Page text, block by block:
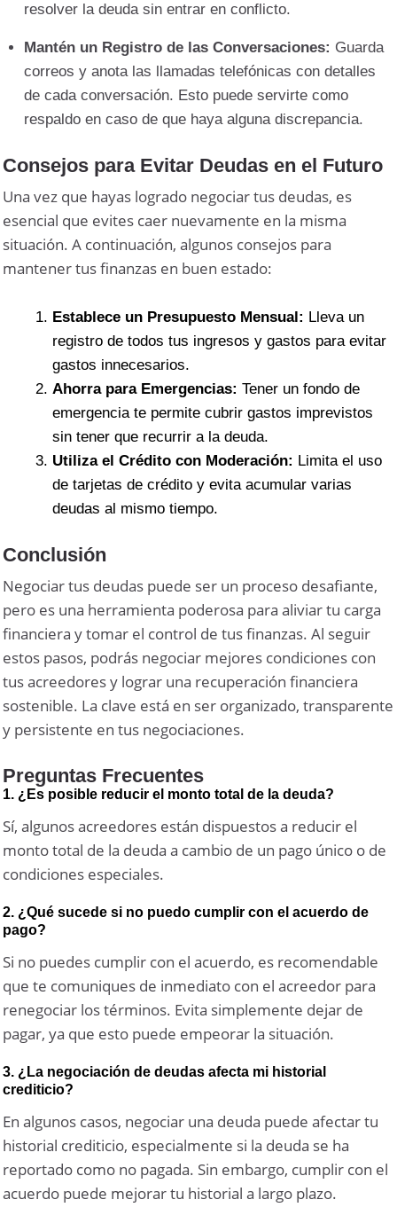
resolver la deuda sin entrar en conflicto.
Mantén un Registro de las Conversaciones: Guarda
correos y anota las llamadas telefónicas con detalles
de cada conversación. Esto puede servirte como
respaldo en caso de que haya alguna discrepancia.
Consejos para Evitar Deudas en el Futuro
Una vez que hayas logrado negociar tus deudas, es
esencial que evites caer nuevamente en la misma
situación. A continuación, algunos consejos para
mantener tus finanzas en buen estado:
Establece un Presupuesto Mensual: Lleva un
registro de todos tus ingresos y gastos para evitar
gastos innecesarios.
Ahorra para Emergencias: Tener un fondo de
emergencia te permite cubrir gastos imprevistos
sin tener que recurrir a la deuda.
Utiliza el Crédito con Moderación: Limita el uso
de tarjetas de crédito y evita acumular varias
deudas al mismo tiempo.
Conclusión
Negociar tus deudas puede ser un proceso desafiante,
pero es una herramienta poderosa para aliviar tu carga
financiera y tomar el control de tus finanzas. Al seguir
estos pasos, podrás negociar mejores condiciones con
tus acreedores y lograr una recuperación financiera
sostenible. La clave está en ser organizado, transparente
y persistente en tus negociaciones.
Preguntas Frecuentes
1. ¿Es posible reducir el monto total de la deuda?
Sí, algunos acreedores están dispuestos a reducir el
monto total de la deuda a cambio de un pago único o de
condiciones especiales.
2. ¿Qué sucede si no puedo cumplir con el acuerdo de
pago?
Si no puedes cumplir con el acuerdo, es recomendable
que te comuniques de inmediato con el acreedor para
renegociar los términos. Evita simplemente dejar de
pagar, ya que esto puede empeorar la situación.
3. ¿La negociación de deudas afecta mi historial
crediticio?
En algunos casos, negociar una deuda puede afectar tu
historial crediticio, especialmente si la deuda se ha
reportado como no pagada. Sin embargo, cumplir con el
acuerdo puede mejorar tu historial a largo plazo.